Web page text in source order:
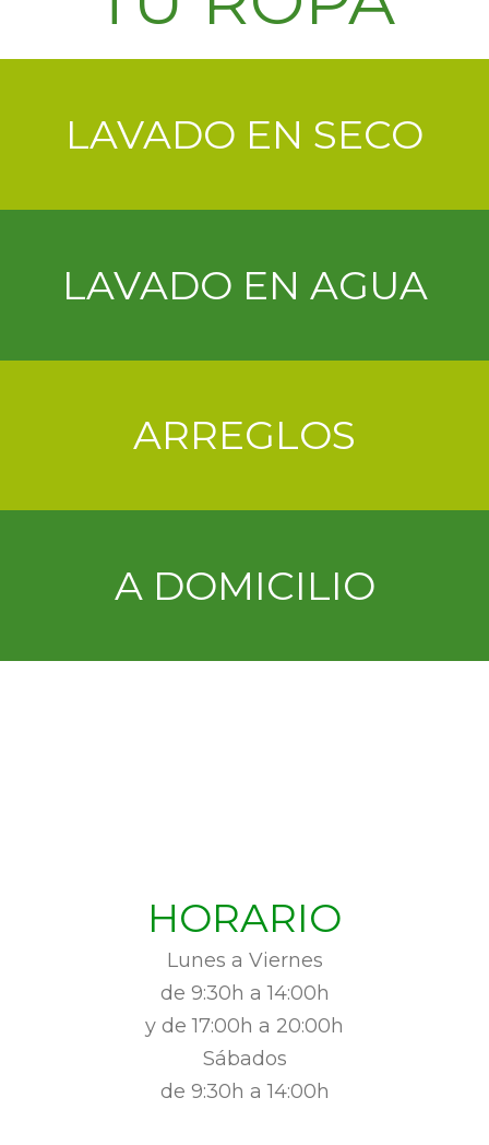
LAVADO EN SECO
LAVADO EN AGUA
ARREGLOS
A DOMICILIO
HORARIO
Lunes a Viernes
de 9:30h a 14:00h
y de 17:00h a 20:00h
Sábados
de 9:30h a 14:00h